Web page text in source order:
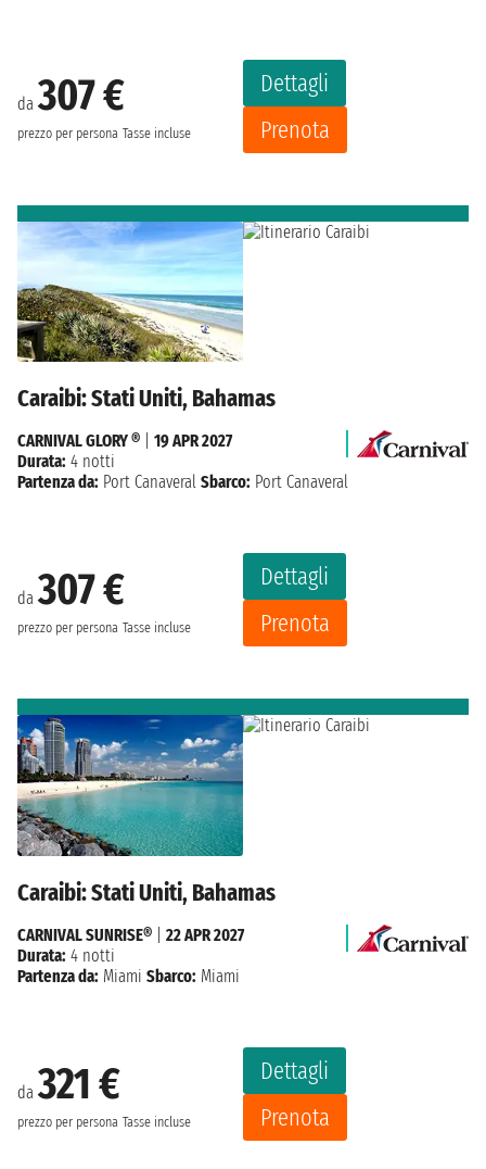
da307 €
prezzo per persona Tasse incluse
Dettagli
Prenota
Caraibi: Stati Uniti, Bahamas
da307 €
prezzo per persona Tasse incluse
Dettagli
Prenota
CARNIVAL GLORY ®
19 APR 2027
Durata: 4 notti
Partenza da: Port Canaveral Sbarco: Port Canaveral
Caraibi: Stati Uniti, Bahamas
da321 €
prezzo per persona Tasse incluse
Dettagli
Prenota
CARNIVAL SUNRISE®
22 APR 2027
Durata: 4 notti
Partenza da: Miami Sbarco: Miami